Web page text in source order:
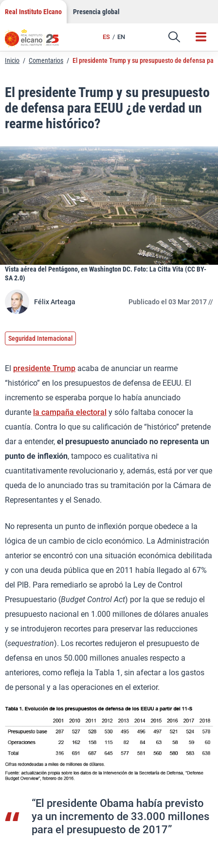
Saltar
contenido
Real Instituto Elcano Presencia global
ES EN
Enlace
Inicio / Comentarios / El presidente Trump y su presupuesto de defensa
El presidente Trump y su presupuesto
de defensa para EEUU ¿de verdad un
rearme histórico?
Vista aérea del Pentágono, en Washington DC. Foto: La Citta Vita (CC BY-
SA 2.0)
Félix Arteaga Publicado el 03 Mar 2017 //
Seguridad Internacional
El presidente Trump acaba de anunciar un rearme
“histórico” en los presupuestos de defensa de EEUU. El
incremento se esperaba porque lo había anunciado
durante la campaña electoral y sólo faltaba conocer la
cuantía. Contra lo que su calificación de “histórico” pretende
dar a entender, el presupuesto anunciado no representa un
punto de inflexión, tampoco es cualitativa ni
cuantitativamente revolucionario y, además, está por ver que
queda de lo anunciado tras su tramitación por la Cámara de
Representantes y el Senado.
No representa un punto de inflexión porque obedece a la
lógica de un cambio de ciclo económico. La Administración
anterior se encontró con una situación económica debilitada
y con una deuda pública que en 2011 había llegado al 67%
del PIB. Para remediarlo se aprobó la Ley de Control
Presupuestario (Budget Control Act) por la que se redujo el
presupuesto nacional en 1.000 millones de dólares anuales
y se introdujeron recortes para preservar las reducciones
(sequestration). Los recortes redujeron el presupuesto de
defensa en unos 50.000 millones anuales respecto a
anteriores, como refleja la Tabla 1, sin afectar a los gastos
de personal y a las operaciones en el exterior.
“El presidente Obama había previsto
ya un incremento de 33.000 millones
para el presupuesto de 2017”